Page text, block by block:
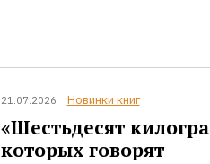
21.07.2026 Новинки книг
«Шестьдесят
которых говорят